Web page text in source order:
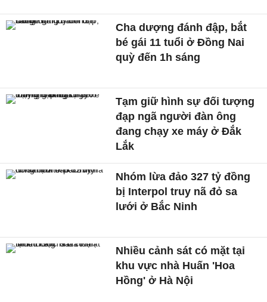
Cha dượng đánh đập, bắt
bé gái 11 tuổi ở Đồng Nai
quỳ đến 1h sáng
Tạm giữ hình sự đối tượng
đạp ngã người đàn ông
đang chạy xe máy ở Đắk
Lắk
Nhóm lừa đảo 327 tỷ đồng
bị Interpol truy nã đỏ sa
lưới ở Bắc Ninh
Nhiều cảnh sát có mặt tại
khu vực nhà Huấn 'Hoa
Hồng' ở Hà Nội